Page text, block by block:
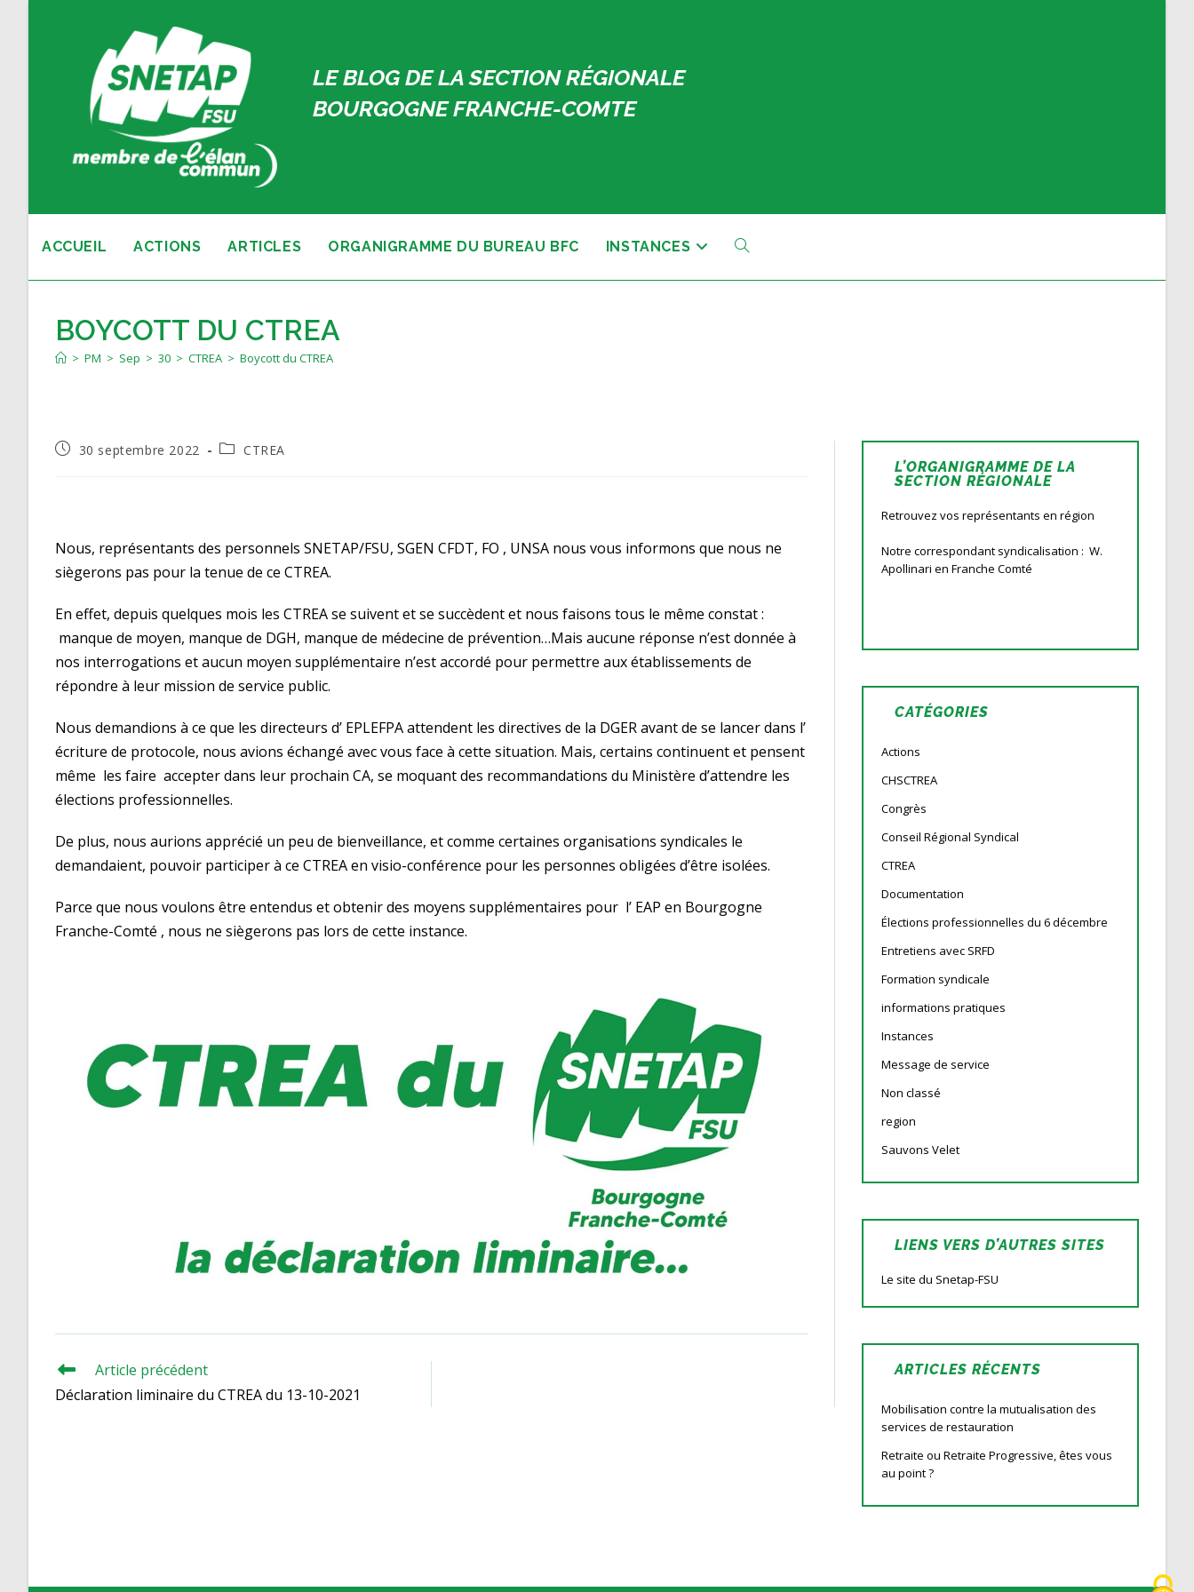
LE BLOG DE LA SECTION RÉGIONALE
BOURGOGNE FRANCHE-COMTE
ACCUEIL ACTIONS ARTICLES ORGANIGRAMME DU BUREAU BFC INSTANCES TOGGLE
BOYCOTT DU CTREA
> PM > Sep > 30 > CTREA > Boycott du CTREA
Publication
30 septembre 2022
PostCTREA
Nous, représentants des personnels SNETAP/FSU, SGEN CFDT, FO , UNSA nous vous informons que nous ne
siègerons pas pour la tenue de ce CTREA.
En effet, depuis quelques mois les CTREA se suivent et se succèdent et nous faisons tous le même constat :
manque de moyen, manque de DGH, manque de médecine de prévention…Mais aucune réponse n’est donnée à
nos interrogations et aucun moyen supplémentaire n’est accordé pour permettre aux établissements de
répondre à leur mission de service public.
Nous demandions à ce que les directeurs d’ EPLEFPA attendent les directives de la DGER avant de se lancer dans l’
écriture de protocole, nous avions échangé avec vous face à cette situation. Mais, certains continuent et pensent
même les faire accepter dans leur prochain CA, se moquant des recommandations du Ministère d’attendre les
élections professionnelles.
De plus, nous aurions apprécié un peu de bienveillance, et comme certaines organisations syndicales le
demandaient, pouvoir participer à ce CTREA en visio-conférence pour les personnes obligées d’être isolées.
Parce que nous voulons être entendus et obtenir des moyens supplémentaires pour l’ EAP en Bourgogne
Franche-Comté , nous ne siègerons pas lors de cette instance.
Read
articles
Article précédent
Déclaration liminaire du CTREA du 13-10-2021
L’ORGANIGRAMME DE LA
SECTION RÉGIONALE
Retrouvez vos représentants en région
Notre correspondant syndicalisation : W.
Apollinari en Franche Comté
CATÉGORIES
Actions
CHSCTREA
Congrès
Conseil Régional Syndical
CTREA
Documentation
Élections professionnelles du 6 décembre
Entretiens avec SRFD
Formation syndicale
informations pratiques
Instances
Message de service
Non classé
region
Sauvons Velet
LIENS VERS D’AUTRES SITES
Le site du Snetap-FSU
ARTICLES RÉCENTS
Mobilisation contre la mutualisation des
services de restauration
Retraite ou Retraite Progressive, êtes vous
au point ?